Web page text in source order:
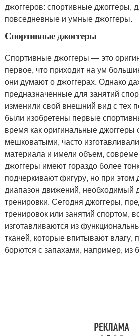
джоггеров: спортивные джоггеры,
повседневные и умные джоггеры.
Спортивные джоггеры
Спортивные джоггеры — это
первое, что приходит на ум
они думают о джоггерах. Однако
предназначенные для занятий
изменили свой внешний вид с тех
были изобретены первые
время как оригинальные
мешковатыми, часто
материала и имели объем,
джоггеры имеют гораздо более
подчеркивают фигуру, но при
диапазон движений, необходимый
тренировки. Сегодня джоггеры,
тренировок или занятий спортом,
изготавливаются из
тканей, которые впитывают влагу,
борются с запахами, например, из